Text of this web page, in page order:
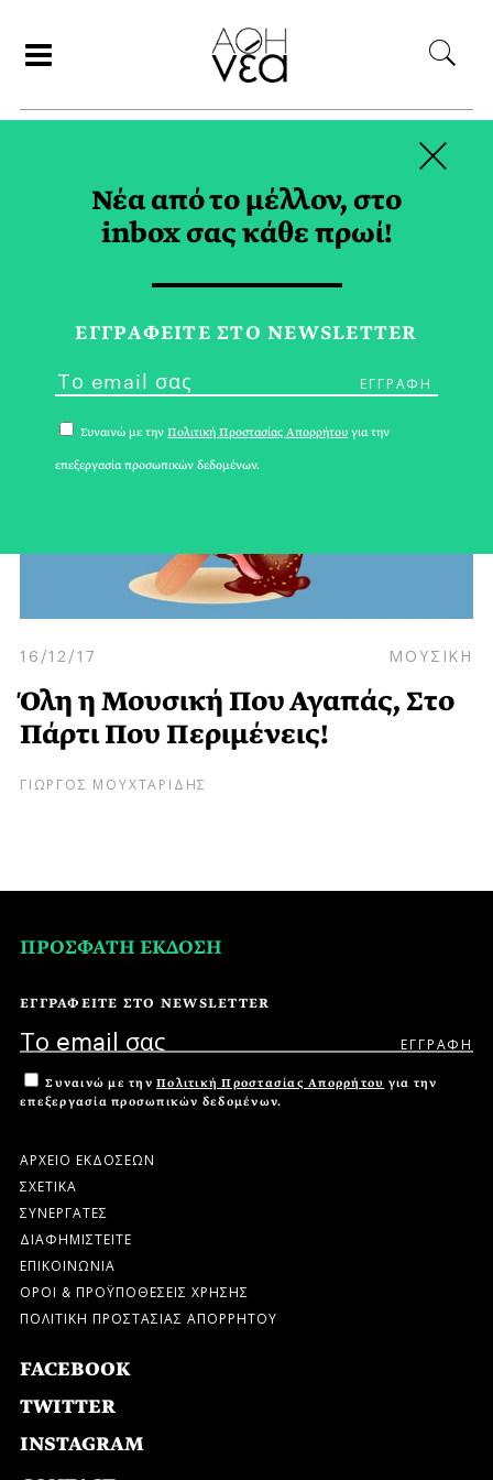
DJ SETS TAG
16/12/17 ΜΟΥΣΙΚΗ
Όλη η Μουσική Που Αγαπάς, Στο
Πάρτι Που Περιμένεις!
ΓΙΩΡΓΟΣ ΜΟΥΧΤΑΡΙΔΗΣ
ΠΡΟΣΦΑΤΗ ΕΚΔΟΣΗ
ΕΓΓΡΑΦΕΙΤΕ ΣΤΟ NEWSLETTER
Συναινώ με την Πολιτική Προστασίας Απορρήτου για την
επεξεργασία προσωπικών δεδομένων.
ΑΡΧΕΙΟ ΕΚΔΟΣΕΩΝ
ΣΧΕΤΙΚΑ
ΣΥΝΕΡΓΑΤΕΣ
ΔΙΑΦΗΜΙΣΤΕΙΤΕ
ΕΠΙΚΟΙΝΩΝΙΑ
ΟΡΟΙ & ΠΡΟΫΠΟΘΕΣΕΙΣ ΧΡΗΣΗΣ
ΠΟΛΙΤΙΚΗ ΠΡΟΣΤΑΣΙΑΣ ΑΠΟΡΡΗΤΟΥ
FACEBOOK
TWITTER
INSTAGRAM
Νέα από το μέλλον, στο
inbox σας κάθε πρωί!
ΕΓΓPΑΦΕΙΤΕ ΣΤΟ NEWSLETTER
Συναινώ με την Πολιτική Προστασίας Απορρήτου για την
επεξεργασία προσωπικών δεδομένων.
×